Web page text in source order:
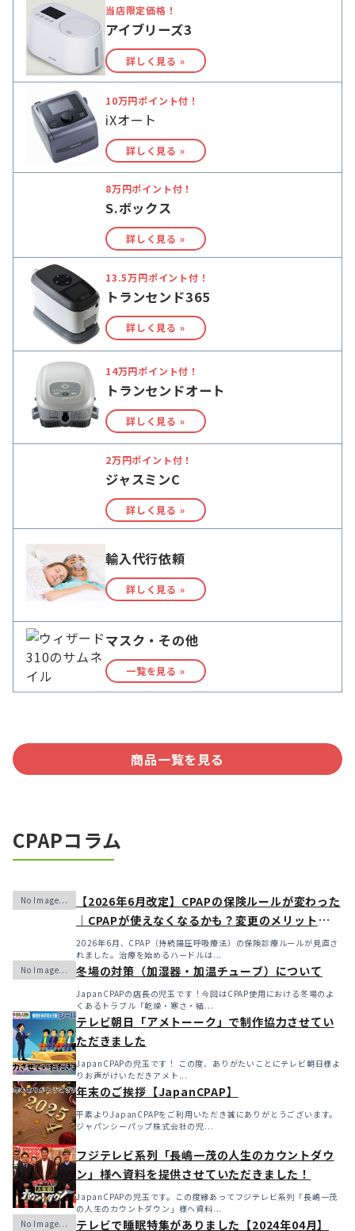
当店限定価格！
アイブリーズ3
詳しく見る »
10万円ポイント付！
iXオート
詳しく見る »
8万円ポイント付！
S.ボックス
詳しく見る »
13.5万円ポイント付！
トランセンド365
詳しく見る »
14万円ポイント付！
トランセンドオート
詳しく見る »
2万円ポイント付！
ジャスミンC
詳しく見る »
輸入代行依頼
詳しく見る »
マスク・その他
一覧を見る »
商品一覧を見る
CPAPコラム
【2026年6月改定】CPAPの保険ルールが変わった
｜CPAPが使えなくなるかも？変更のメリット・デ
メリットと「購入」という選択肢
2026年6月、CPAP（持続陽圧呼吸療法）の保険診療ルールが見直さ
れました。治療を始めるハードルは...
冬場の対策（加湿器・加温チューブ）について
JapanCPAPの店長の児玉です！今回はCPAP使用における冬場のよ
くあるトラブル「乾燥・寒さ・結...
テレビ朝日「アメトーーク」で制作協力させてい
ただきました
JapanCPAPの児玉です！ この度、ありがたいことにテレビ朝日様よ
りお声がけいただきアメト...
年末のご挨拶【JapanCPAP】
平素よりJapanCPAPをご利用いただき誠にありがとうございます。
ジャパンシーパップ株式会社の児...
フジテレビ系列「長嶋一茂の人生のカウントダウ
ン」様へ資料を提供させていただきました！
JapanCPAPの児玉です。この度縁あってフジテレビ系列「長嶋一茂
の人生のカウントダウン」様へ資料...
テレビで睡眠特集がありました【2024年04月】